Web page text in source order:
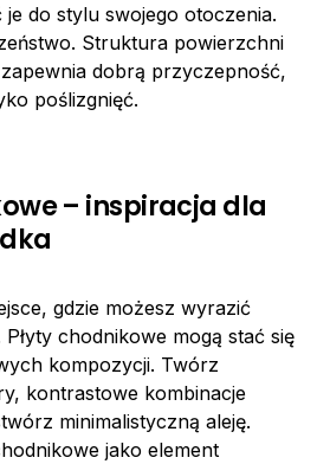
do stylu swojego otoczenia.
Struktura powierzchni
dobrą przyczepność,
poślizgnięć.
– inspiracja dla
gdzie możesz wyrazić
chodnikowe mogą stać się
kompozycji. Twórz
kontrastowe kombinacje
minimalistyczną aleję.
jako element